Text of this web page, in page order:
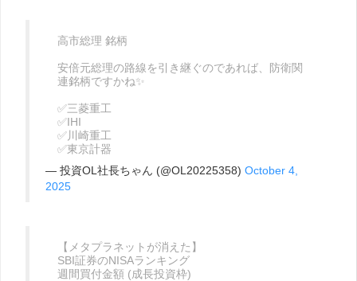
高市総理 銘柄
安倍元総理の路線を引き継ぐのであれば、防衛関
連銘柄ですかね✨
✅三菱重工
✅IHI
✅川崎重工
✅東京計器
— 投資OL社長ちゃん (@OL20225358) October 4,
2025
【メタプラネットが消えた】
SBI証券のNISAランキング
週間買付金額 (成長投資枠)